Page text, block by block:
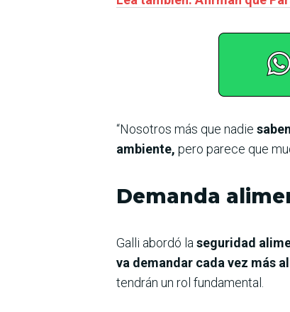
“Nosotros más que nadie
ambiente, pero parece que
Demanda
Galli abordó laseguridad
va demandar cada vez más
tendrán un rol fundamental.